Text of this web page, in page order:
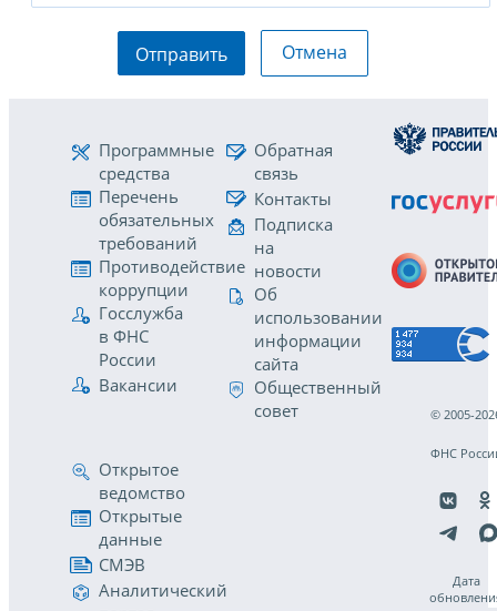
Отправить Отмена
Программные
средства
Перечень
обязательных
требований
Противодействие
коррупции
Госслужба
в ФНС
России
Вакансии
Обратная
связь
Контакты
Подписка
на
новости
Об
использовании
информации
сайта
Общественный
совет
Открытое
ведомство
Открытые
данные
СМЭВ
Аналитический
© 2005-
ФНС
Дата